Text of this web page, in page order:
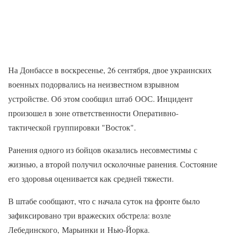
На Донбассе в воскресенье, 26 сентября, двое украинских
военных подорвались на неизвестном взрывном
устройстве. Об этом сообщил штаб ООС. Инцидент
произошел в зоне ответственности Оперативно-
тактической группировки "Восток".
Ранения одного из бойцов оказались несовместимы с
жизнью, а второй получил осколочные ранения. Состояние
его здоровья оценивается как средней тяжести.
В штабе сообщают, что с начала суток на фронте было
зафиксировано три вражеских обстрела: возле
Лебединского, Марьинки и Нью-Йорка.